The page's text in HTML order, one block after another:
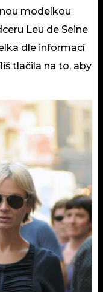
modelkou
Leu de Seine
dle informací
tlačila na to, aby